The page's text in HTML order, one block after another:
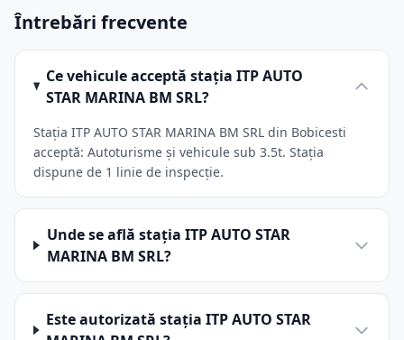
Întrebări frecvente
Ce vehicule acceptă stația ITP AUTO
STAR MARINA BM SRL?
Stația ITP AUTO STAR MARINA BM SRL din Bobicesti
acceptă: Autoturisme și vehicule sub 3.5t. Stația
dispune de 1 linie de inspecție.
Unde se află stația ITP AUTO STAR
MARINA BM SRL?
Este autorizată stația ITP AUTO STAR